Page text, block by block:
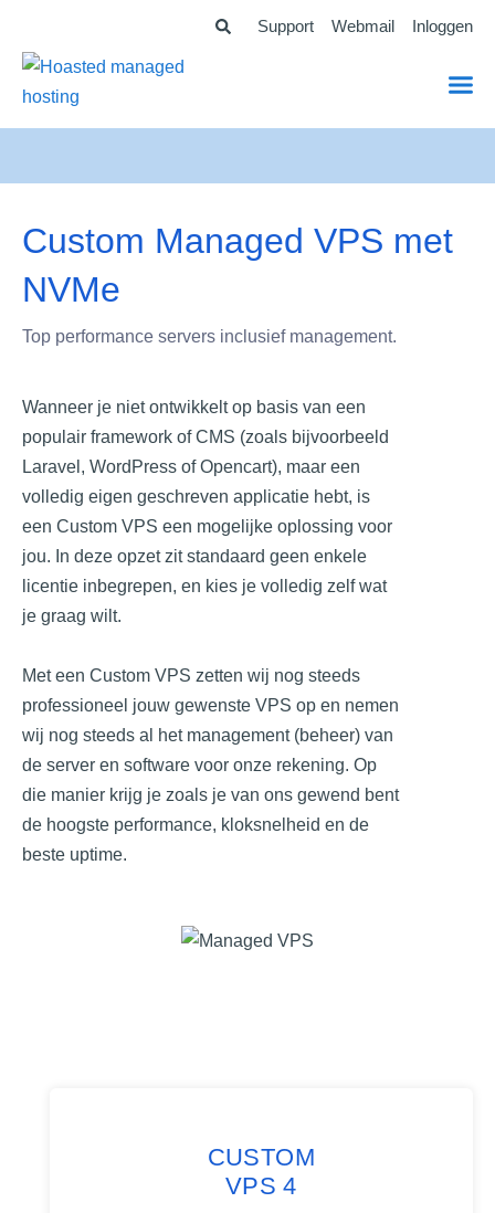
inhoud
Support Webmail Inloggen
Custom Managed VPS met
NVMe
Top performance servers inclusief management.
Wanneer je niet ontwikkelt op basis van een
populair framework of CMS (zoals bijvoorbeeld
Laravel, WordPress of Opencart), maar een
volledig eigen geschreven applicatie hebt, is
een Custom VPS een mogelijke oplossing voor
jou. In deze opzet zit standaard geen enkele
licentie inbegrepen, en kies je volledig zelf wat
je graag wilt.
Met een Custom VPS zetten wij nog steeds
professioneel jouw gewenste VPS op en nemen
wij nog steeds al het management (beheer) van
de server en software voor onze rekening. Op
die manier krijg je zoals je van ons gewend bent
de hoogste performance, kloksnelheid en de
beste uptime.
CUSTOM
VPS 4